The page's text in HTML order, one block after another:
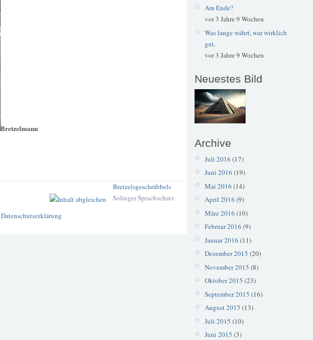
Bretzelmann
Bretzelsgeschräbbels
Solinger Sprachschatz
Datenschutzerklärung
Am Ende?
vor 3 Jahre 9 Wochen
Was lange währt, war wirklich
gut.
vor 3 Jahre 9 Wochen
Neuestes Bild
Archive
Juli 2016 (17)
Juni 2016 (19)
Mai 2016 (14)
April 2016 (9)
März 2016 (10)
Februar 2016 (9)
Januar 2016 (11)
Dezember 2015 (20)
November 2015 (8)
Oktober 2015 (23)
September 2015 (16)
August 2015 (13)
Juli 2015 (10)
Juni 2015 (3)